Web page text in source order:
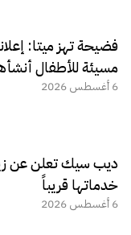
فضيحة تهز ميتا:
مسيئة للأطفال
6 أغسطس 2026
ديب سيك تعلن عن
خدماتها قريباً
6 أغسطس 2026